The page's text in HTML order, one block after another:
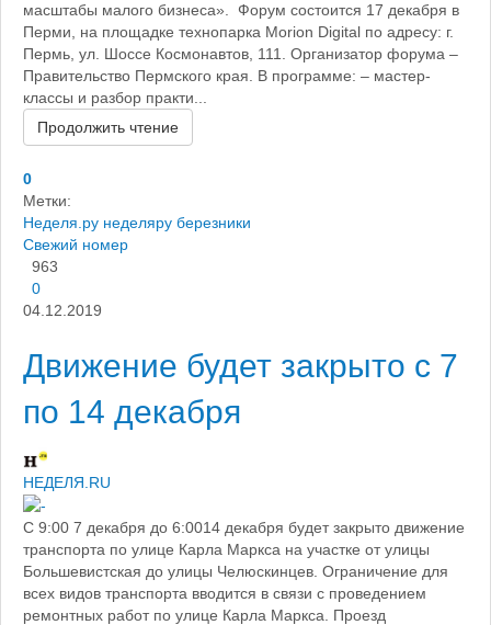
масштабы малого бизнеса». Форум состоится 17 декабря в
Перми, на площадке технопарка Morion Digital по адресу: г.
Пермь, ул. Шоссе Космонавтов, 111. Организатор форума –
Правительство Пермского края. В программе: – мастер-
классы и разбор практи...
Продолжить чтение
0
Метки:
Неделя.ру неделяру березники
Свежий номер
963
0
04.12.2019
Движение будет закрыто с 7
по 14 декабря
НЕДЕЛЯ.RU
С 9:00 7 декабря до 6:0014 декабря будет закрыто движение
транспорта по улице Карла Маркса на участке от улицы
Большевистская до улицы Челюскинцев. Ограничение для
всех видов транспорта вводится в связи с проведением
ремонтных работ по улице Карла Маркса. Проезд